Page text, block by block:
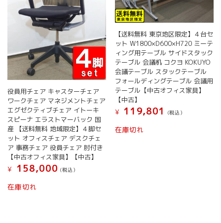
役員用チェア キャスターチェア
ワークチェア マネジメントチェア
エグゼクティブチェア イトーキ
スピーナ エラストマーバック 国
産 【送料無料 地域限定】４脚セ
ット オフィスチェア デスクチェ
ア 事務チェア 役員チェア 肘付き
【中古オフィス家具】【中古】
¥
158,000 (税込）
在庫切れ
【送料無料 東京地区限定】４台セ
ット W1800×D600×H720 ミーテ
ィング用テーブル サイドスタック
テーブル 会議机 コクヨ KOKUYO
会議テーブル スタックテーブル
フォールディングテーブル 会議用
テーブル【中古オフィス家具】
【中古】
¥
119,801 (税込）
在庫切れ